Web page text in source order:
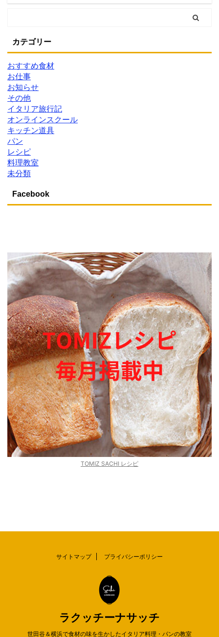
カテゴリー
おすすめ食材
お仕事
お知らせ
その他
イタリア旅行記
オンラインスクール
キッチン道具
パン
レシピ
料理教室
未分類
Facebook
TOMIZ SACHI レシピ
サイトマップ プライバシーポリシー
ラクッチーナサッチ
世田谷＆横浜で食材の味を生かしたイタリア料理・パンの教室